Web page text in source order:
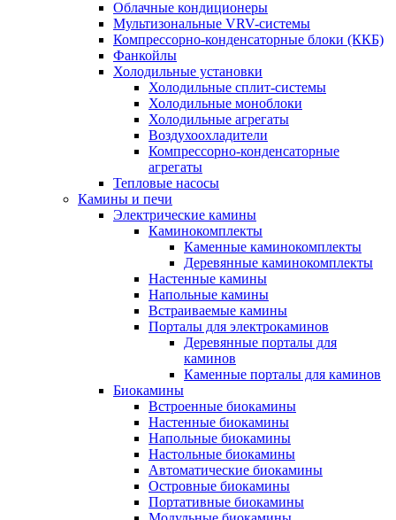
Облачные кондиционеры
Мультизональные VRV-системы
Компрессорно-конденсаторные блоки (ККБ)
Фанкойлы
Холодильные установки
Холодильные сплит-системы
Холодильные моноблоки
Холодильные агрегаты
Воздухоохладители
Компрессорно-конденсаторные
агрегаты
Тепловые насосы
Камины и печи
Электрические камины
Каминокомплекты
Каменные каминокомплекты
Деревянные каминокомплекты
Настенные камины
Напольные камины
Встраиваемые камины
Порталы для электрокаминов
Деревянные порталы для
каминов
Каменные порталы для каминов
Биокамины
Встроенные биокамины
Настенные биокамины
Напольные биокамины
Настольные биокамины
Автоматические биокамины
Островные биокамины
Портативные биокамины